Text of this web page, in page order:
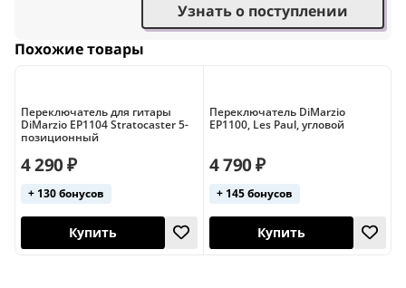
Узнать о поступлении
Похожие товары
Переключатель для гитары
DiMarzio EP1104 Stratocaster 5-
позиционный
4 290 ₽
+ 130 бонусов
Переключатель DiMarzio
EP1100, Les Paul, угловой
4 790 ₽
+ 145 бонусов